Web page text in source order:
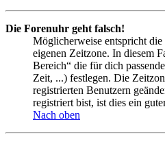
Die Forenuhr geht falsch!
Möglicherweise entspricht
eigenen Zeitzone. In diesem
Bereich“ die für dich
Zeit, ...) festlegen. Die
registrierten Benutzern
registriert bist, ist dies ein
Nach oben